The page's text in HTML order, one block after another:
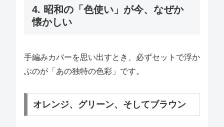
4. 昭和の「色使い」が今、なぜか
懐かしい
手編みカバーを思い出すとき、必ずセットで浮か
ぶのが「あの独特の色彩」です。
オレンジ、グリーン、そしてブラウン